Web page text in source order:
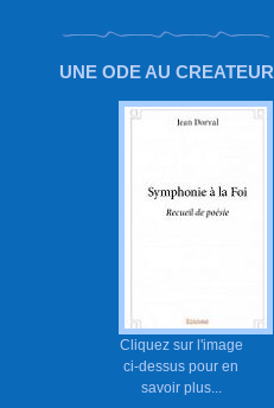
UNE ODE AU CREATEUR
Cliquez sur l'image
ci-dessus pour en
savoir plus...